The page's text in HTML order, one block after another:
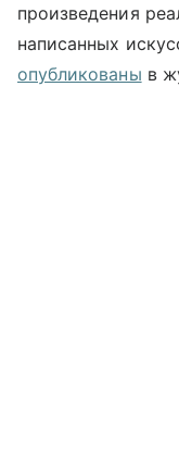
произведения
написанных
опубликованы в